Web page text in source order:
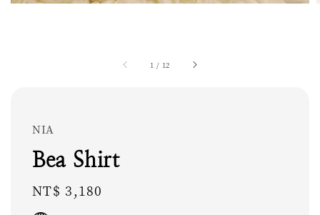
1 / 12
NIA
Bea Shirt
Regular
price
NT$ 3,180